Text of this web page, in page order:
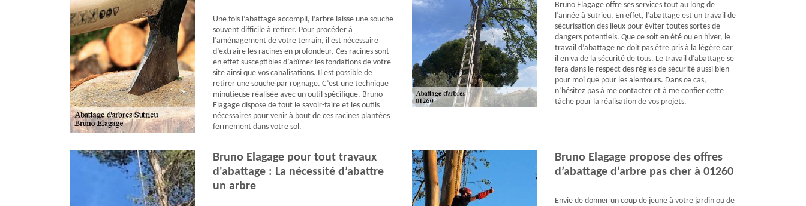
Une fois l’abattage accompli, l’arbre laisse une souche
souvent difficile à retirer. Pour procéder à
l’aménagement de votre terrain, il est nécessaire
d’extraire les racines en profondeur. Ces racines sont
en effet susceptibles d’abîmer les fondations de votre
site ainsi que vos canalisations. Il est possible de
retirer une souche par rognage. C’est une technique
minutieuse réalisée avec un outil spécifique. Bruno
Elagage dispose de tout le savoir-faire et les outils
nécessaires pour venir à bout de ces racines plantées
fermement dans votre sol.
Bruno Elagage offre ses services tout au long de
l’année à Sutrieu. En effet, l’abattage est un travail de
sécurisation des lieux pour éviter toutes sortes de
dangers potentiels. Que ce soit en été ou en hiver, le
travail d’abattage ne doit pas être pris à la légère car
il en va de la sécurité de tous. Le travail d’abattage se
fera dans le respect des règles de sécurité aussi bien
pour moi que pour les alentours. Dans ce cas,
n’hésitez pas à me contacter et à me confier cette
tâche pour la réalisation de vos projets.
Bruno Elagage pour tout travaux
d'abattage : La nécessité d’abattre
un arbre
Bruno Elagage propose des offres
d’abattage d’arbre pas cher à 01260
Envie de donner un coup de jeune à votre jardin ou de